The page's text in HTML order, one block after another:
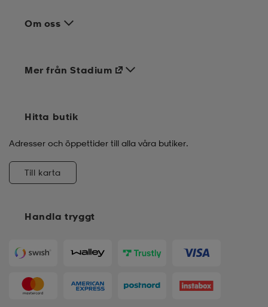
Om oss
Handla tryggt
Mer från Stadium
Hitta butik
Adresser och öppettider till alla våra butiker.
Till karta